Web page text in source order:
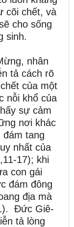
cõi chết, và
cho sống
sinh.
nhân
tả cách rõ
của một
nỗi khổ của
sự cảm
nơi khác
đám tang
nhất của
17); khi
con gái
đám đông
địa mà
Đức Giê-
tả lòng